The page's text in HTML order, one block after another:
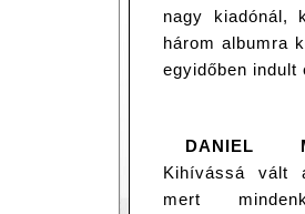
nagy kiadónál,
három albumra
egyidőben
DANIEL
Kihívássá vált
mert